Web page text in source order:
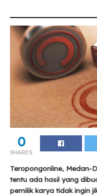
0
SHARES
Teropongonline, Medan-
tentu ada hasil yang
pemilik karya tidak ingin